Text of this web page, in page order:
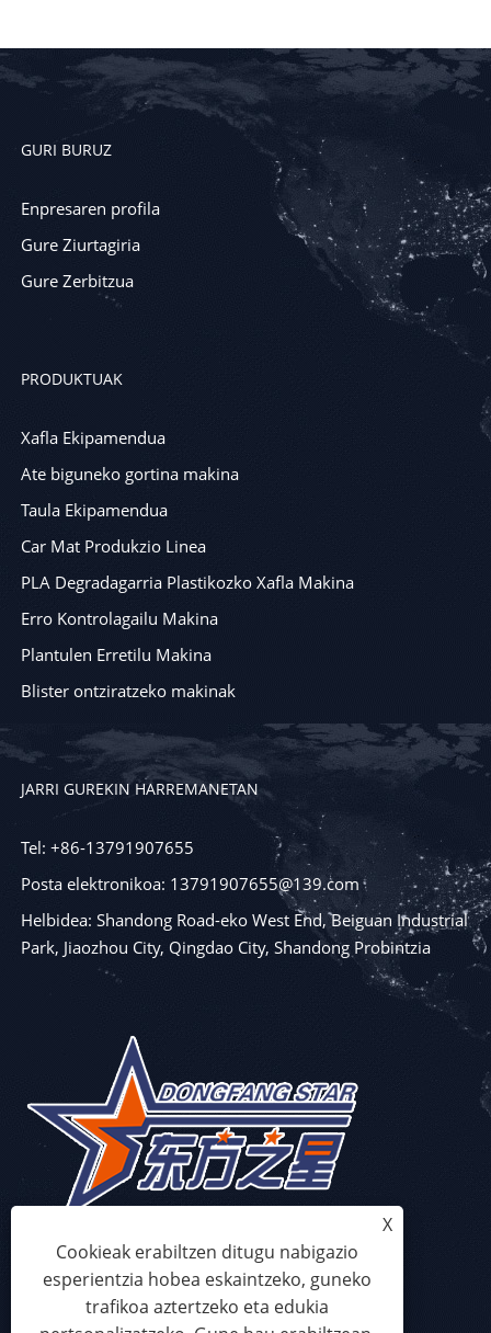
GURI BURUZ
Enpresaren profila
Gure Ziurtagiria
Gure Zerbitzua
PRODUKTUAK
Xafla Ekipamendua
Ate biguneko gortina makina
Taula Ekipamendua
Car Mat Produkzio Linea
PLA Degradagarria Plastikozko Xafla Makina
Erro Kontrolagailu Makina
Plantulen Erretilu Makina
Blister ontziratzeko makinak
JARRI GUREKIN HARREMANETAN
Tel: +86-13791907655
Posta elektronikoa: 13791907655@139.com
Helbidea: Shandong Road-eko West End, Beiguan Industrial
Park, Jiaozhou City, Qingdao City, Shandong Probintzia
X
Cookieak erabiltzen ditugu nabigazio
esperientzia hobea eskaintzeko, guneko
trafikoa aztertzeko eta edukia